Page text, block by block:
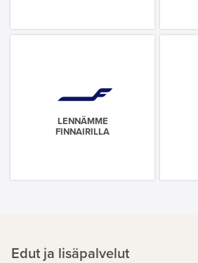
LENNÄMME
FINNAIRILLA
Edut ja lisäpalvelut